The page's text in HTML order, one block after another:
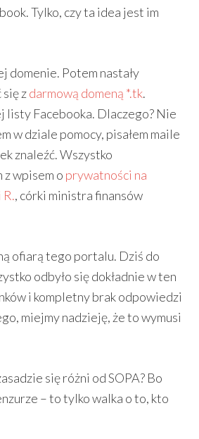
Tylko, czy ta idea jest im
domenie. Potem nastały
się zdarmową domeną *.tk.
listy Facebooka. Dlaczego? Nie
w dziale pomocy, pisałem maile
znaleźć. Wszystko
z wpisem o prywatności na
, córki ministra finansów
ofiarą tego portalu. Dziś do
odbyło się dokładnie w ten
i kompletny brak odpowiedzi
miejmy nadzieję, że to wymusi
się różni od SOPA? Bo
– to tylko walka o to, kto